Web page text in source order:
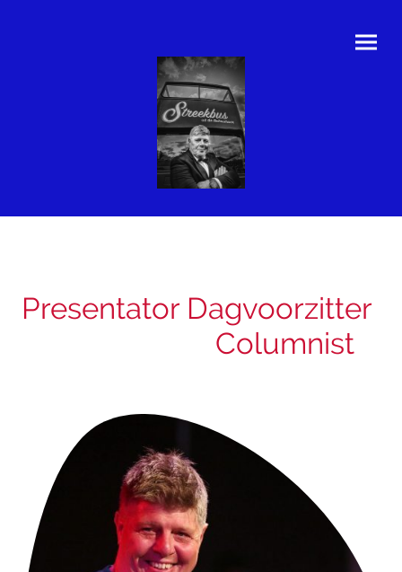
Presentator Dagvoorzitter
Columnist